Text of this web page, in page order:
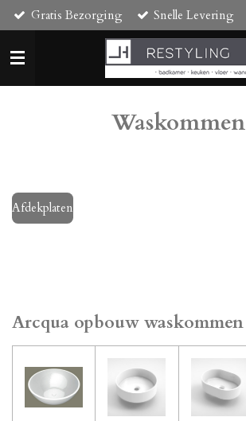
Ga
direct
naar
de
hoofdinhoud
Gratis Bezorging Snelle Levering
Waskommen
Afdekplaten
Arcqua opbouw waskommen